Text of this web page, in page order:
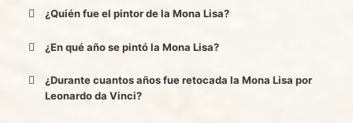
¿Quién fue el pintor de la Mona Lisa?
¿En qué año se pintó la Mona Lisa?
¿Durante cuantos años fue retocada la Mona Lisa por
Leonardo da Vinci?